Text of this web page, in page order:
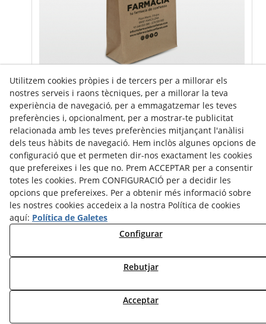
BOSSES DE PAPER NANSA PLANA KRAFT
Santa Carolina, 10 Baixos
93 347 28 95
08025 - BARCELONA
salafarma@salafarma.com
Utilitzem cookies pròpies i de tercers per a millorar els
nostres serveis i raons tècniques, per a millorar la teva
experiència de navegació, per a emmagatzemar les teves
preferències i, opcionalment, per a mostrar-te publicitat
relacionada amb les teves preferències mitjançant l'anàlisi
dels teus hàbits de navegació. Hem inclòs algunes opcions de
configuració que et permeten dir-nos exactament les cookies
que prefereixes i les que no. Prem ACCEPTAR per a consentir
totes les cookies. Prem CONFIGURACIÓ per a decidir les
opcions que prefereixes. Per a obtenir més informació sobre
les nostres cookies accedeix a la nostra Política de cookies
aquí: Política de Galetes
Configurar
Rebutjar
Acceptar